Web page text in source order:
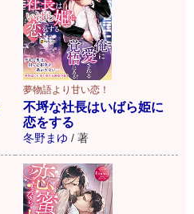
夢物語より甘い恋！
不埒な社長はいばら姫に
恋をする
冬野まゆ / 著